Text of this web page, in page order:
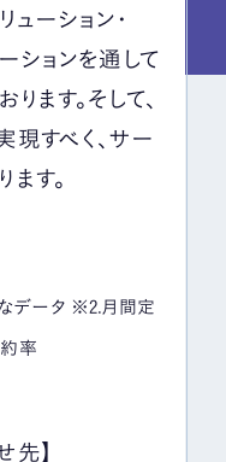
ューション・
ションを通して
ます。そして、
現すべく、サー
す。
データ ※2.月間定
率
先】